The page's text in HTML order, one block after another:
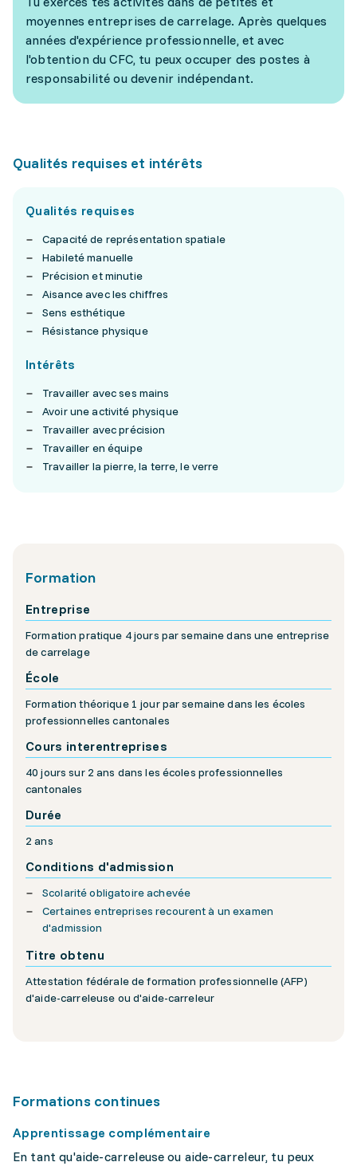
moyennes entreprises de carrelage. Après quelques
années d'expérience professionnelle, et avec
l'obtention du CFC, tu peux occuper des postes à
responsabilité ou devenir indépendant.
Qualités requises et intérêts
Qualités requises
Capacité de représentation spatiale
Habileté manuelle
Précision et minutie
Aisance avec les chiffres
Sens esthétique
Résistance physique
Intérêts
Travailler avec ses mains
Avoir une activité physique
Travailler avec précision
Travailler en équipe
Travailler la pierre, la terre, le verre
Formation
Entreprise
Formation pratique 4 jours par semaine dans une entreprise
de carrelage
École
Formation théorique 1 jour par semaine dans les écoles
professionnelles cantonales
Cours interentreprises
40 jours sur 2 ans dans les écoles professionnelles
cantonales
Durée
2 ans
Conditions d'admission
Scolarité obligatoire achevée
Certaines entreprises recourent à un examen
d'admission
Titre obtenu
Attestation fédérale de formation professionnelle (AFP)
d'aide-carreleuse ou d'aide-carreleur
Formations continues
Apprentissage complémentaire
En tant qu'aide-carreleuse ou aide-carreleur, tu peux